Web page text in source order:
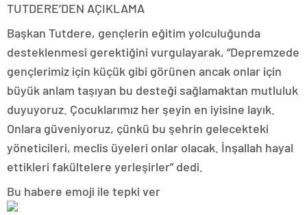
TUTDERE’DEN AÇIKLAMA
Başkan Tutdere, gençlerin eğitim yolculuğunda
desteklenmesi gerektiğini vurgulayarak, “Depremzede
gençlerimiz için küçük gibi görünen ancak onlar için
büyük anlam taşıyan bu desteği sağlamaktan mutluluk
duyuyoruz. Çocuklarımız her şeyin en iyisine layık.
Onlara güveniyoruz, çünkü bu şehrin gelecekteki
yöneticileri, meclis üyeleri onlar olacak. İnşallah hayal
ettikleri fakültelere yerleşirler” dedi.
Bu habere emoji ile tepki ver